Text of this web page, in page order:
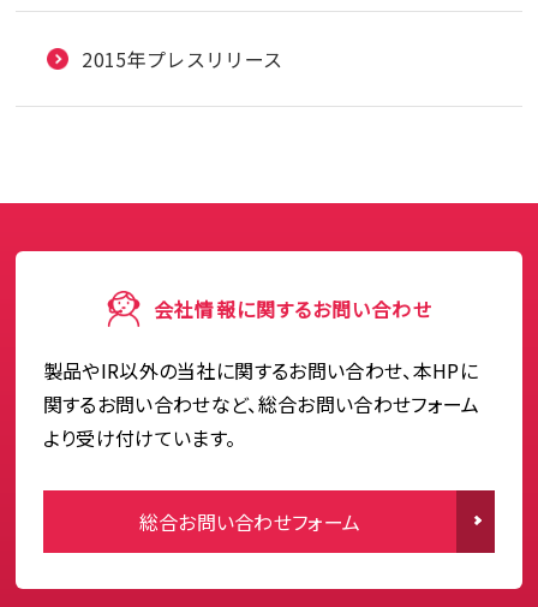
2015年プレスリリース
会社情報に関するお問い合わせ
製品やIR以外の当社に関するお問い合わせ、本HPに
関するお問い合わせなど、総合お問い合わせフォーム
より受け付けています。
総合お問い合わせフォーム